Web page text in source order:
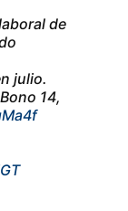
de
julio.
14,